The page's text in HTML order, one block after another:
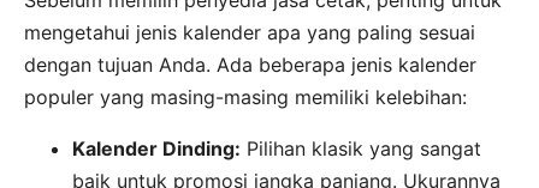
mengetahui jenis kalender apa yang paling sesuai
dengan tujuan Anda. Ada beberapa jenis kalender
populer yang masing-masing memiliki kelebihan:
Kalender Dinding: Pilihan klasik yang sangat
baik untuk promosi jangka panjang. Ukurannya